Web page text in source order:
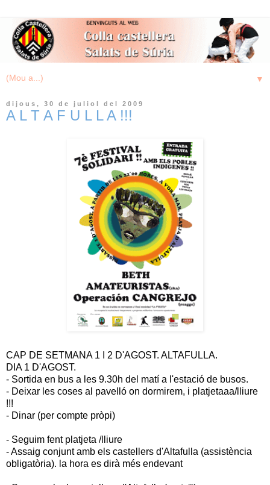
▼
dijous, 30 de juliol del 2009
A L T A F U L L A !!!
CAP DE SETMANA 1 I 2 D'AGOST. ALTAFULLA.
DIA 1 D'AGOST.
- Sortida en bus a les 9.30h del matí a l'estació de busos.
- Deixar les coses al pavelló on dormirem, i platjetaaa/lliure
!!!
- Dinar (per compte pròpi)
- Seguim fent platjeta /lliure
- Assaig conjunt amb els castellers d'Altafulla (assistència
obligatòria). la hora es dirà més endevant